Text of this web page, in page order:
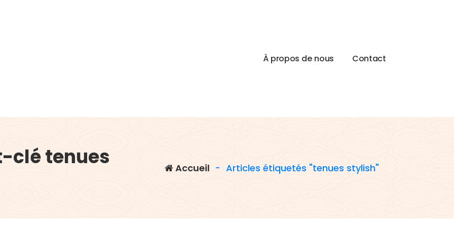
À propos de nous Contact
clé tenues
Accueil - Articles étiquetés "tenues stylish"